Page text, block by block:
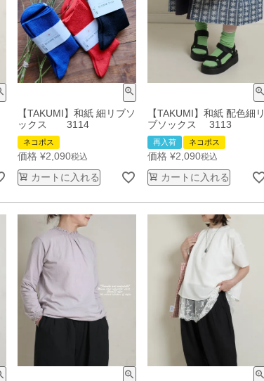
【TAKUMI】和紙 細リブソ
ックス 3114
ネコポス
価格 ¥2,090税込
カートに入れる
【TAKUMI】和紙 配色細リ
ブソックス 3113
再入荷 ネコポス
価格 ¥2,090税込
カートに入れる